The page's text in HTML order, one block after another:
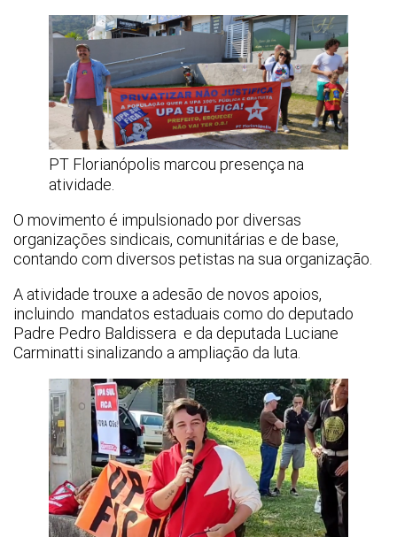
PT Florianópolis marcou presença na
atividade.
O movimento é impulsionado por diversas
organizações sindicais, comunitárias e de base,
contando com diversos petistas na sua organização.
A atividade trouxe a adesão de novos apoios,
incluindo mandatos estaduais como do deputado
Padre Pedro Baldissera e da deputada Luciane
Carminatti sinalizando a ampliação da luta.